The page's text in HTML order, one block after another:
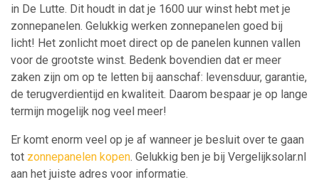
in De Lutte. Dit houdt in dat je 1600 uur winst hebt met je
zonnepanelen. Gelukkig werken zonnepanelen goed bij
licht! Het zonlicht moet direct op de panelen kunnen vallen
voor de grootste winst. Bedenk bovendien dat er meer
zaken zijn om op te letten bij aanschaf: levensduur, garantie,
de terugverdientijd en kwaliteit. Daarom bespaar je op lange
termijn mogelijk nog veel meer!
Er komt enorm veel op je af wanneer je besluit over te gaan
tot zonnepanelen kopen. Gelukkig ben je bij Vergelijksolar.nl
aan het juiste adres voor informatie.